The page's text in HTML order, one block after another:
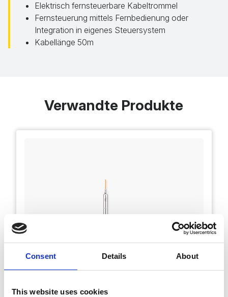
Consent Details About
This website uses cookies
Elektrisch fernsteuerbare Kabeltrommel
Fernsteuerung mittels Fernbedienung oder
Integration in eigenes Steuersystem
Kabellänge 50m
Verwandte Produkte